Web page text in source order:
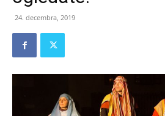
24. decembra, 2019